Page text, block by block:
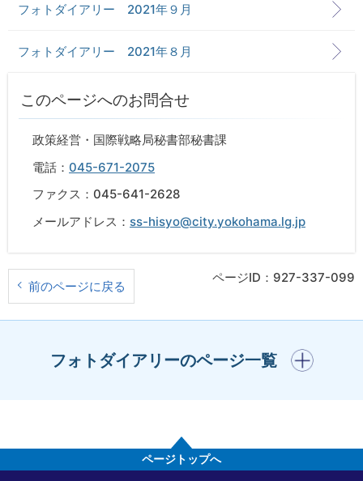
フォトダイアリー 2021年９月
フォトダイアリー 2021年８月
このページへのお問合せ
政策経営・国際戦略局秘書部秘書課
電話： 045-671-2075
ファクス：045-641-2628
メールアドレス： ss-hisyo@city.yokohama.lg.jp
前のページに戻る
ページID：927-337-099
フォトダイアリーのページ一覧
開く
ページトップへ